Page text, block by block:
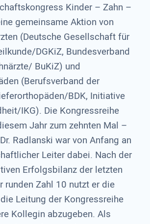
Kinder – Zahn –
gemeinsame Aktion von
(Deutsche Gesellschaft für
DGKiZ, Bundesverband
BuKiZ) und
(Berufsverband der
BDK, Initiative
IKG). Die Kongressreihe
Jahr zum zehnten Mal –
Radlanski war von Anfang an
Leiter dabei. Nach der
Erfolgsbilanz der letzten
runden Zahl 10 nutzt er die
Leitung der Kongressreihe
Kollegin abzugeben. Als